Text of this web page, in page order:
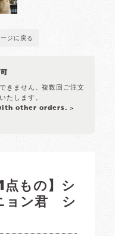
ージに戻る
きません。複数回ご注文
たします。
other orders. >
点もの】シ
ョン君 シ